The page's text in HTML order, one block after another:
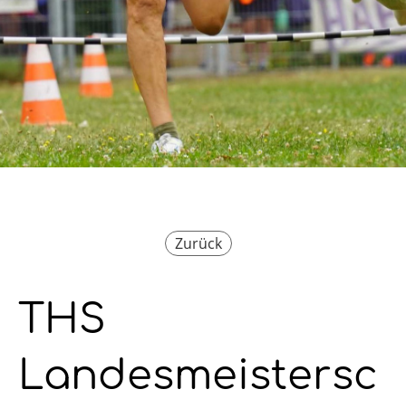
Zurück
THS
Landesmeistersc